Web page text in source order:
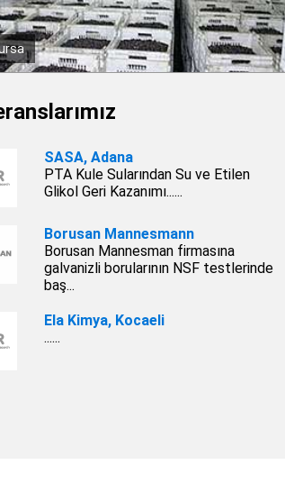
Mannesmann
SASA, Adana
PTA Kule Sularından Su ve Etilen
Glikol Geri Kazanımı......
Borusan Mannesmann
Borusan Mannesman firmasına
galvanizli borularının NSF testlerinde
baş...
Ela Kimya, Kocaeli
......